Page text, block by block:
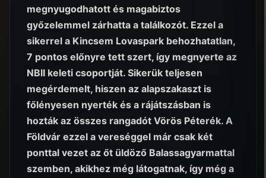
megnyugodhatott és magabiztos
győzelemmel zárhatta a találkozót. Ezzel a
sikerrel a Kincsem Lovaspark behozhatatlan,
7 pontos előnyre tett szert, így megnyerte az
NBII keleti csoportját. Sikerük teljesen
megérdemelt, hiszen az alapszakaszt is
főlényesen nyerték és a rájátszásban is
hozták az összes rangadót Vörös Péterék. A
Földvár ezzel a vereséggel már csak két
ponttal vezet az őt üldöző Balassagyarmattal
szemben, akikhez még látogatnak, így még a